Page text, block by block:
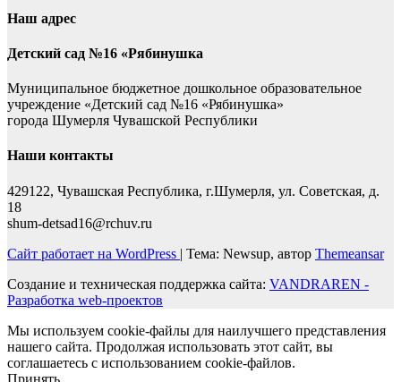
Наш адрес
Детский сад №16 «Рябинушка
Муниципальное бюджетное дошкольное образовательное
учреждение «Детский сад №16 «Рябинушка»
города Шумерля Чувашской Республики
Наши контакты
429122, Чувашская Республика, г.Шумерля, ул. Советская, д.
18
shum-detsad16@rchuv.ru
Сайт работает на WordPress | Тема: Newsup, автор Themeansar
Создание и техническая поддержка сайта: VANDRAREN -
Разработка web-проектов
Мы используем cookie-файлы для наилучшего представления
нашего сайта. Продолжая использовать этот сайт, вы
соглашаетесь с использованием cookie-файлов.
Принять